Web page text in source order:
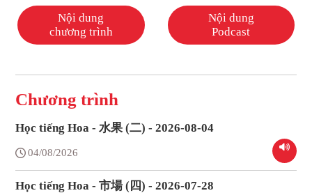
Nội dung
chương trình
Nội dung
Podcast
Chương trình
Học tiếng Hoa - 水果 (二) - 2026-08-04
04/08/2026
Học tiếng Hoa - 市場 (四) - 2026-07-28